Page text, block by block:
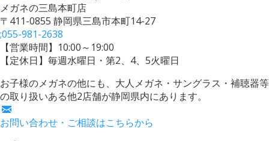
メガネの三島本町店
〒411-0855 静岡県三島市本町14-27
;055-981-2638
【営業時間】10:00～19:00
【定休日】毎週水曜日・第2、4、5火曜日
お子様のメガネの他にも、大人メガネ・サングラス・補聴器等
の取り扱いある他2店舗が静岡県内にあります。
お問い合わせ・ご相談はこちらから